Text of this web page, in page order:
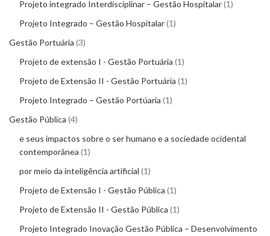
Projeto integrado Interdisciplinar – Gestão Hospitalar 1
Projeto Integrado – Gestão Hospitalar 1
Gestão Portuária 3
Projeto de extensão I - Gestão Portuária 1
Projeto de Extensão II - Gestão Portuária 1
Projeto Integrado – Gestão Portúaria 1
Gestão Pública 4
e seus impactos sobre o ser humano e a sociedade ocidental
contemporânea 1
por meio da inteligência artificial 1
Projeto de Extensão I - Gestão Pública 1
Projeto de Extensão II - Gestão Pública 1
Projeto Integrado Inovação Gestão Pública – Desenvolvimento